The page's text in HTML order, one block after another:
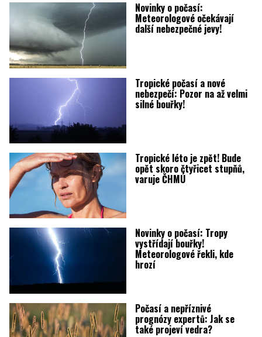
Novinky o počasí:
Meteorologové očekávají
další nebezpečné jevy!
Tropické počasí a nové
nebezpečí: Pozor na až velmi
silné bouřky!
Tropické léto je zpět! Bude
opět skoro čtyřicet stupňů,
varuje ČHMÚ
Novinky o počasí: Tropy
vystřídají bouřky!
Meteorologové řekli, kde
hrozí
Počasí a nepříznivé
prognózy expertů: Jak se
také projeví vedra?